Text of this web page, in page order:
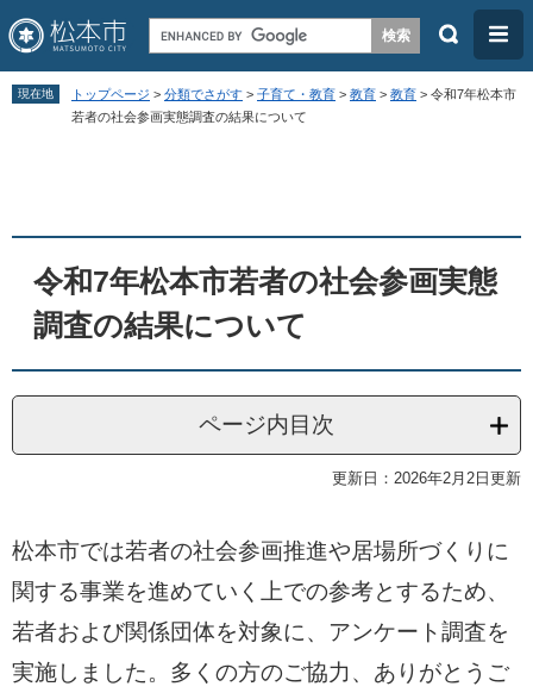
ペ
メ
へ
検
メ
ニ
ュ
現在地 トップページ > 分類でさがす > 子育て・教育 > 教育 > 教育 > 令和7年松本市
若者の社会参画実態調査の結果について
令和7年松本市若者の社会参画実態
調査の結果について
ページ内目次
更新日：2026年2月2日更新
松本市では若者の社会参画推進や居場所づくりに
関する事業を進めていく上での参考とするため、
若者および関係団体を対象に、アンケート調査を
実施しました。多くの方のご協力、ありがとうご